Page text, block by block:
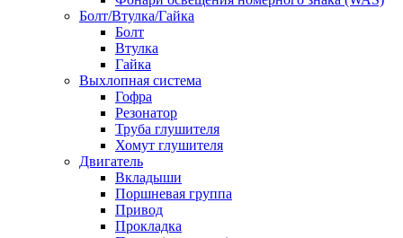
Болт/Втулка/Гайка
Болт
Втулка
Гайка
Выхлопная система
Гофра
Резонатор
Труба глушителя
Хомут глушителя
Двигатель
Вкладыши
Поршневая группа
Привод
Прокладка